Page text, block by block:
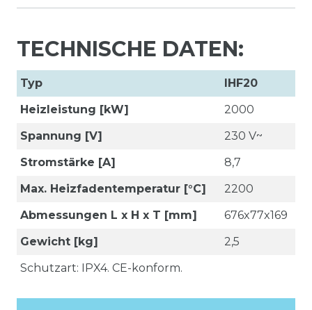
TECHNISCHE DATEN:
Typ
IHF20
Heizleistung [kW]
2000
Spannung [V]
230 V~
Stromstärke [A]
8,7
Max. Heizfadentemperatur [°C]
2200
Abmessungen L x H x T [mm]
676x77x169
Gewicht [kg]
2,5
Schutzart: IPX4. CE-konform.